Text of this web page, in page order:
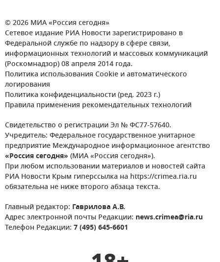
© 2026 МИА «Россия сегодня»
Сетевое издание РИА Новости зарегистрировано в
Федеральной службе по надзору в сфере связи,
информационных технологий и массовых коммуникаций
(Роскомнадзор) 08 апреля 2014 года.
Политика использования Cookie и автоматического
логирования
Политика конфиденциальности (ред. 2023 г.)
Правила применения рекомендательных технологий
Свидетельство о регистрации Эл № ФС77-57640.
Учредитель: Федеральное государственное унитарное
предприятие Международное информационное агентство
«Россия сегодня» (МИА «Россия сегодня»).
При любом использовании материалов и новостей сайта
РИА Новости Крым гиперссылка на https://crimea.ria.ru
обязательна не ниже второго абзаца текста.
Главный редактор: Гаврилова А.В.
Адрес электронной почты Редакции: news.crimea@ria.ru
Телефон Редакции: 7 (495) 645-6601